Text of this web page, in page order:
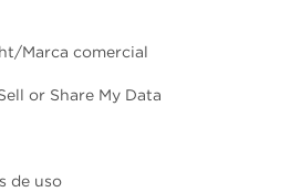
Marca comercial
or Share My Data
de uso